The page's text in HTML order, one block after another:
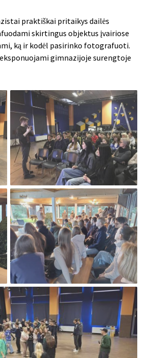
praktiškai pritaikys dailės
skirtingus objektus įvairiose
ką ir kodėl pasirinko fotografuoti.
gimnazijoje surengtoje